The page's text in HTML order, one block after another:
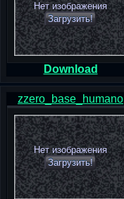
Нет изображения
Загрузить!
Download
zzero_base_humano
Нет изображения
Загрузить!